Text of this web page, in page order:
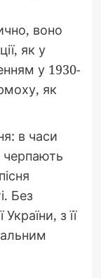
воно
як у
у 1930-
як
в часи
черпають
Без
з її